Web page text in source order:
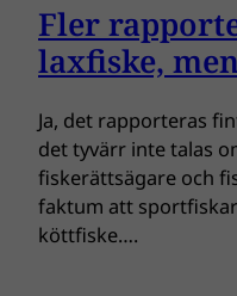
Fler
laxfiske,
Ja, det rapporteras
det tyvärr inte talas
fiskerättsägare och
faktum att
köttfiske….